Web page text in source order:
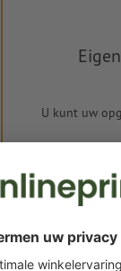
U kunt uw